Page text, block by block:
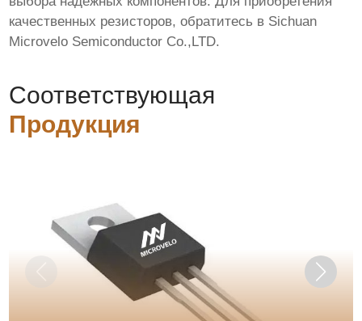
качественных резисторов, обратитесь в Sichuan
Microvelo Semiconductor Co.,LTD.
Соответствующая
Продукция